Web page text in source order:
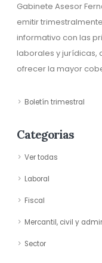
Gabinete Asesor
emitir
informativo con las
laborales y jurídicas,
ofrecer la mayor
Boletín trimestral
Categorias
Ver todas
Laboral
Fiscal
Mercantil, civil y
Sector